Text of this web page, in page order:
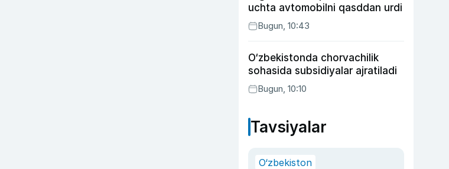
uchta avtomobilni qasddan urdi
Bugun, 10:43
O‘zbekistonda chorvachilik
sohasida subsidiyalar ajratiladi
Bugun, 10:10
Tavsiyalar
O‘zbekiston